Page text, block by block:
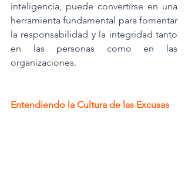
inteligencia, puede convertirse en una
herramienta fundamental para fomentar
la responsabilidad y la integridad tanto
en las personas como en las
organizaciones.
Entendiendo la Cultura de las Excusas